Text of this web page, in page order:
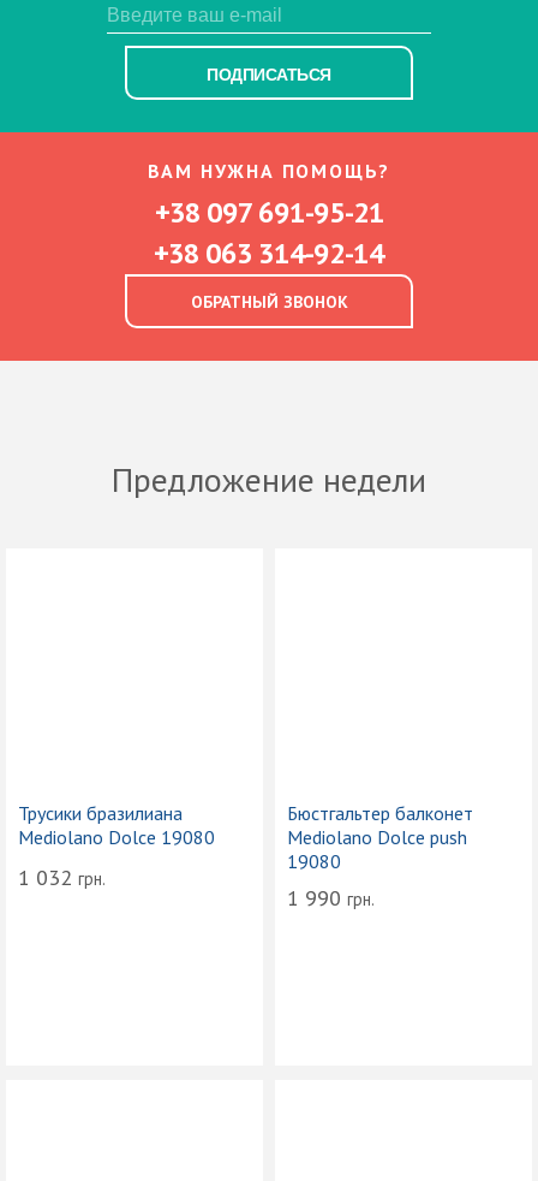
ПОДПИСАТЬСЯ
ВАМ НУЖНА ПОМОЩЬ?
+38 097 691-95-21
+38 063 314-92-14
ОБРАТНЫЙ ЗВОНОК
Предложение недели
Трусики бразилиана
Mediolano Dolce 19080
1 032 грн.
Бюстгальтер балконет
Mediolano Dolce push
19080
1 990 грн.